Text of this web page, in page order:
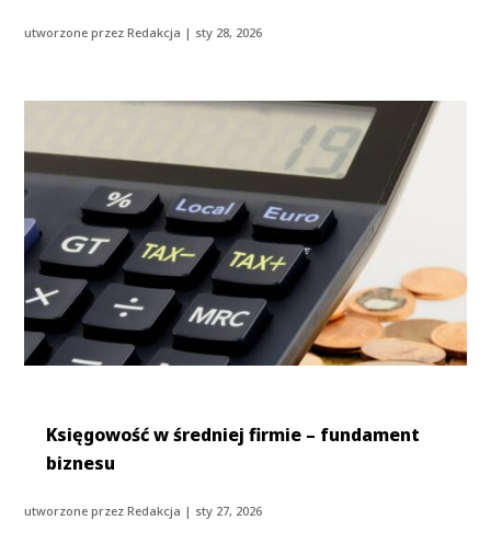
utworzone przezRedakcja | sty 28, 2026
Księgowość w średniej firmie – fundament
biznesu
utworzone przezRedakcja | sty 27, 2026